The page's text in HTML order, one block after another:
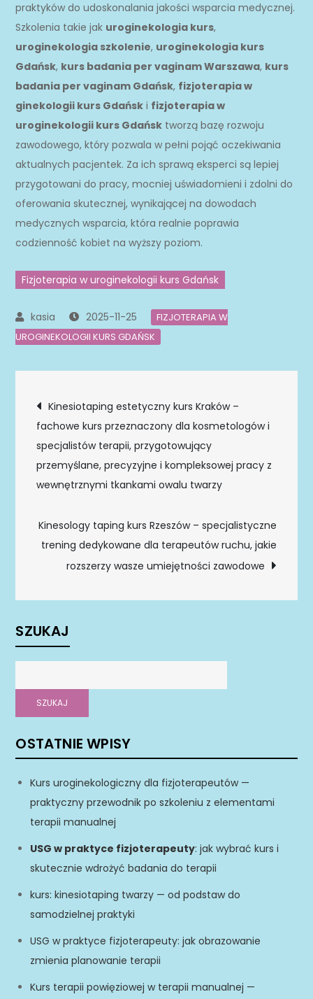
praktyków do udoskonalania jakości wsparcia medycznej.
Szkolenia takie jak uroginekologia kurs,
uroginekologia szkolenie, uroginekologia kurs
Gdańsk, kurs badania per vaginam Warszawa, kurs
badania per vaginam Gdańsk, fizjoterapia w
ginekologii kurs Gdańsk i fizjoterapia w
uroginekologii kurs Gdańsk tworzą bazę rozwoju
zawodowego, który pozwala w pełni pojąć oczekiwania
aktualnych pacjentek. Za ich sprawą eksperci są lepiej
przygotowani do pracy, mocniej uświadomieni i zdolni do
oferowania skutecznej, wynikającej na dowodach
medycznych wsparcia, która realnie poprawia
codzienność kobiet na wyższy poziom.
Fizjoterapia w uroginekologii kurs Gdańsk
2025-11-25
FIZJOTERAPIA W
UROGINEKOLOGII KURS GDAŃSK
Nawigacja
wpisu
Kinesiotaping estetyczny kurs Kraków –
fachowe kurs przeznaczony dla kosmetologów i
specjalistów terapii, przygotowujący
przemyślane, precyzyjne i kompleksowej pracy z
wewnętrznymi tkankami owalu twarzy
Kinesology taping kurs Rzeszów – specjalistyczne
trening dedykowane dla terapeutów ruchu, jakie
rozszerzy wasze umiejętności zawodowe
SZUKAJ
SZUKAJ
OSTATNIE WPISY
Kurs uroginekologiczny dla fizjoterapeutów —
praktyczny przewodnik po szkoleniu z elementami
terapii manualnej
USG w praktyce fizjoterapeuty: jak wybrać kurs i
skutecznie wdrożyć badania do terapii
kurs: kinesiotaping twarzy — od podstaw do
samodzielnej praktyki
USG w praktyce fizjoterapeuty: jak obrazowanie
zmienia planowanie terapii
Kurs terapii powięziowej w terapii manualnej —